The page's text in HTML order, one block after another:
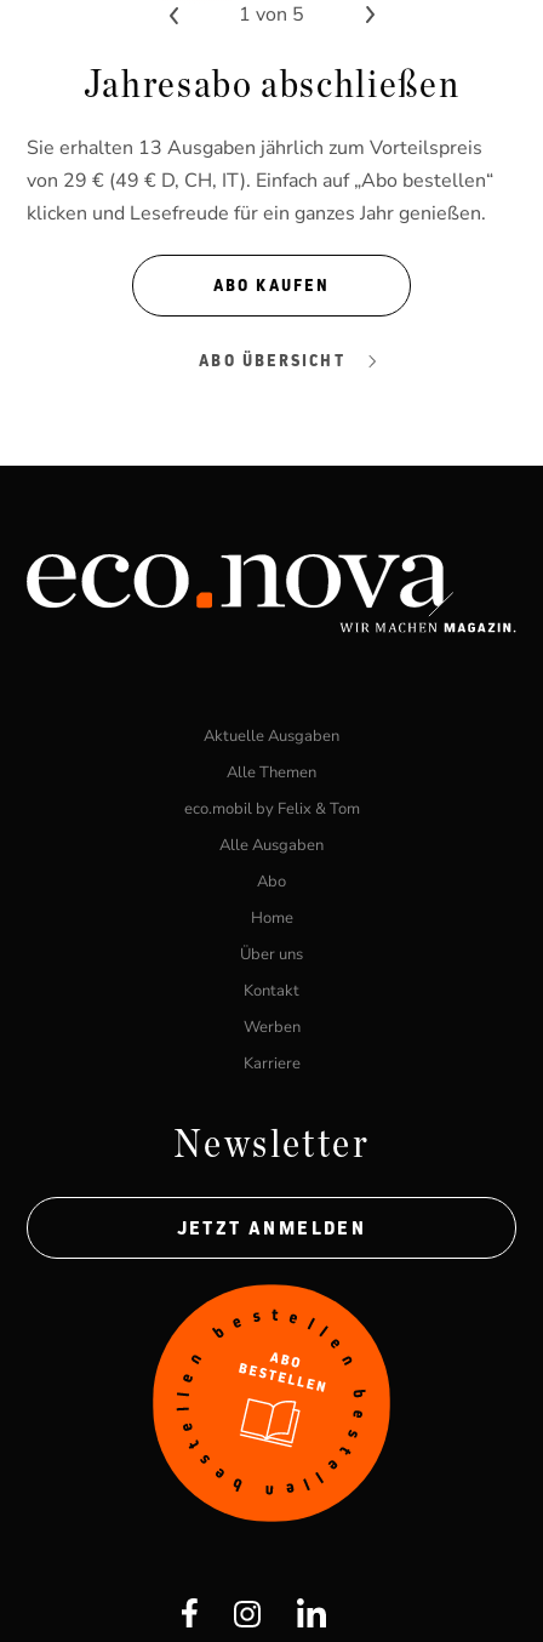
1 von 5
Jahresabo abschließen
Sie erhalten 13 Ausgaben jährlich zum Vorteilspreis
von 29 € (49 € D, CH, IT). Einfach auf „Abo bestellen“
klicken und Lesefreude für ein ganzes Jahr genießen.
ABO KAUFEN
ABO ÜBERSICHT
Aktuelle Ausgaben
Alle Themen
eco.mobil by Felix & Tom
Alle Ausgaben
Abo
Home
Über uns
Kontakt
Werben
Karriere
Newsletter
JETZT ANMELDEN